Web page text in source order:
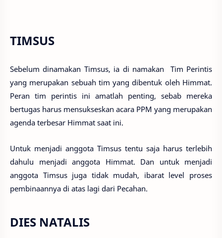
TIMSUS
Sebelum dinamakan Timsus, ia di namakan Tim Perintis
yang merupakan sebuah tim yang dibentuk oleh Himmat.
Peran tim perintis ini amatlah penting, sebab mereka
bertugas harus mensukseskan acara PPM yang merupakan
agenda terbesar Himmat saat ini.
Untuk menjadi anggota Timsus tentu saja harus terlebih
dahulu menjadi anggota Himmat. Dan untuk menjadi
anggota Timsus juga tidak mudah, ibarat level proses
pembinaannya di atas lagi dari Pecahan.
DIES NATALIS